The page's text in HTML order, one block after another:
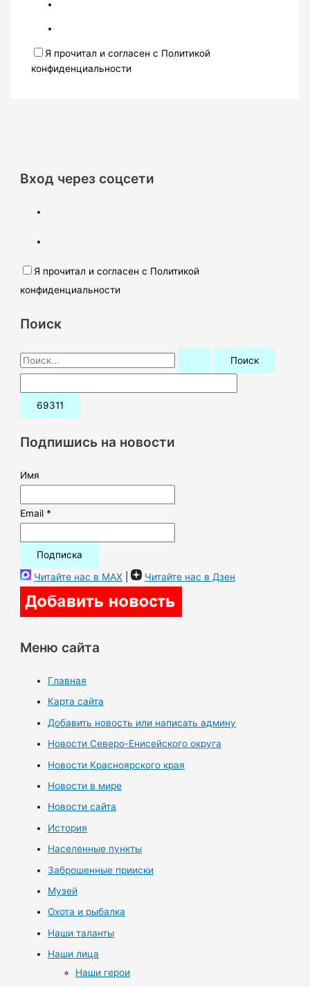
Я прочитал и согласен с Политикой
конфиденциальности
Вход через соцсети
Я прочитал и согласен с Политикой
конфиденциальности
Поиск
П
о
и
:Подпишись на новости
Имя
Email *
Читайте нас в MAX | Читайте нас в Дзен
Меню сайта
Главная
Карта сайта
Добавить новость или написать админу
Новости Северо-Енисейского округа
Новости Красноярского края
Новости в мире
Новости сайта
История
Населенные пункты
Заброшенные прииски
Музей
Охота и рыбалка
Наши таланты
Наши лица
Наши герои